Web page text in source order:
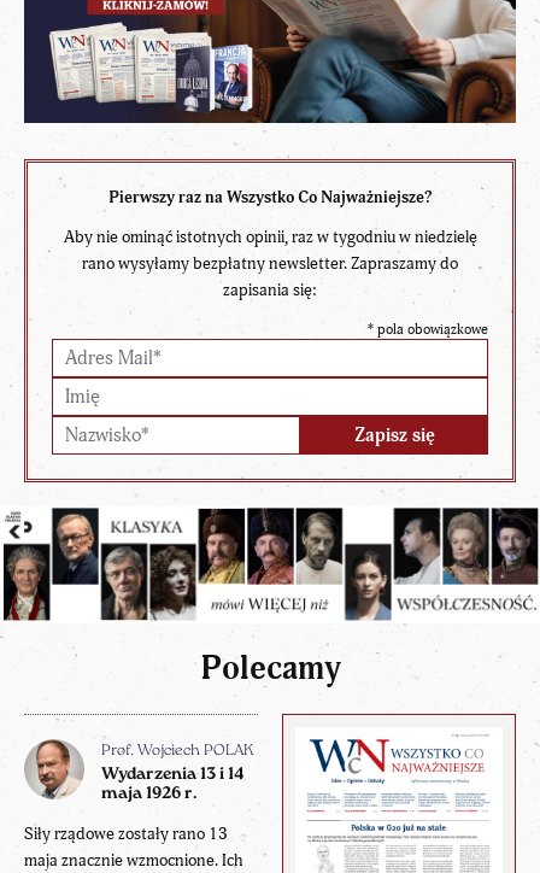
Pierwszy raz na Wszystko Co Najważniejsze?
Aby nie ominąć istotnych opinii, raz w tygodniu w niedzielę
rano wysyłamy bezpłatny newsletter. Zapraszamy do
zapisania się:
* pola obowiązkowe
Polecamy
Prof. Wojciech POLAK
Wydarzenia 13 i 14
maja 1926 r.
Siły rządowe zostały rano 13
maja znacznie wzmocnione. Ich